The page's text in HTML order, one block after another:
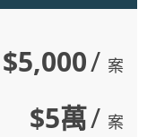
$5,000/ 案
$5萬/ 案